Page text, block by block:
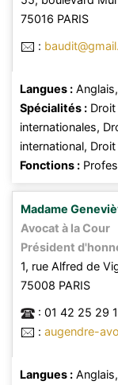
75016 PARIS
:
Langues : Anglais,
Spécialités :
internationales,
international,
Fonctions :
Madame
Avocat à la Cour
Président
1, rue Alfred de
75008 PARIS
: 01 42 25 29
: augendre-
Langues : Anglais,